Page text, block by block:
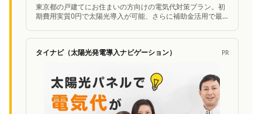
東京都の戸建てにお住まいの方向けの電気代対策プラン。初
期費用実質0円で太陽光導入が可能、さらに補助金活用で最
タイナビ（太陽光発電導入ナビゲーション） PR